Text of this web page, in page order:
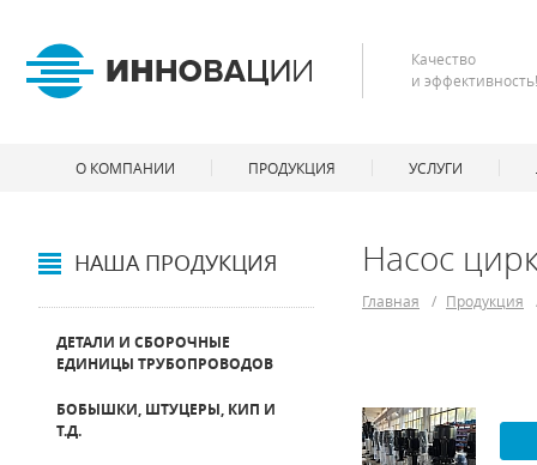
НАША ПРОДУКЦИЯ
ДЕТАЛИ И СБОРОЧНЫЕ
ЕДИНИЦЫ ТРУБОПРОВОДОВ
БОБЫШКИ, ШТУЦЕРЫ, КИП И
Т.Д.
Насос
Главная / Продукция
Качество
и эффективность!
О КОМПАНИИ ПРОДУКЦИЯ УСЛУГИ